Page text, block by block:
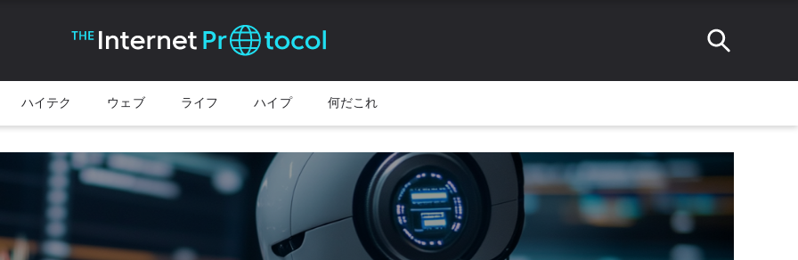
ハイテク ウェブ ライフ ハイプ 何だこれ